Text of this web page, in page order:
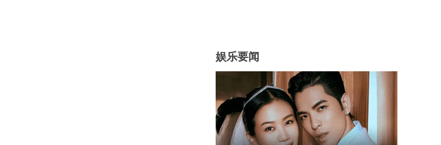
娱乐要闻